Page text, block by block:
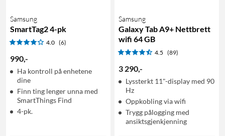
Samsung
SmartTag2 4-pk
4.0 (6)
990,-
Ha kontroll på enhetene
dine
Finn ting lenger unna med
SmartThings Find
4-pk.
Samsung
Galaxy Tab A9+ Nettbrett
wifi 64 GB
4.5 (89)
3 290,-
Lyssterkt 11"-display med 90
Hz
Oppkobling via wifi
Trygg pålogging med
ansiktsgjenkjenning